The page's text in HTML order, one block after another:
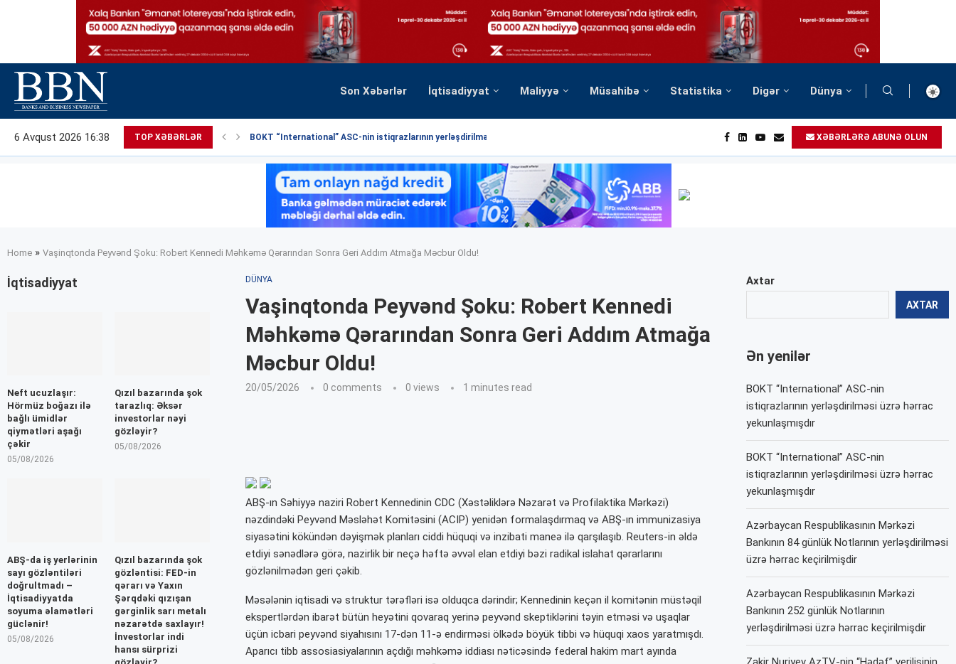
Son Xəbərlər İqtisadiyyat Maliyyə Müsahibə Statistika Digər Dünya
6 Avqust 2026 16:38 TOP XƏBƏRLƏR BOKT “International” ASC-nin istiqrazlarının yerləşdirilməsi üzrə hərrac yekunlaşmışdır XƏBƏRLƏRƏ ABUNƏ OLUN
Home » Vaşinqtonda Peyvənd Şoku: Robert Kennedi Məhkəmə Qərarından Sonra Geri Addım Atmağa Məcbur Oldu!
DÜNYA
Vaşinqtonda Peyvənd Şoku: Robert Kennedi
Məhkəmə Qərarından Sonra Geri Addım Atmağa
Məcbur Oldu!
20/05/2026 0 comments 0 views 1 minutes read
ABŞ-ın Səhiyyə naziri Robert Kennedinin CDC (Xəstəliklərə Nəzarət və Profilaktika Mərkəzi)
nəzdindəki Peyvənd Məsləhət Komitəsini (ACIP) yenidən formalaşdırmaq və ABŞ-ın immunizasiya
siyasətini kökündən dəyişmək planları ciddi hüquqi və inzibati maneə ilə qarşılaşıb. Reuters-in əldə
etdiyi sənədlərə görə, nazirlik bir neçə həftə əvvəl elan etdiyi bəzi radikal islahat qərarlarını
gözlənilmədən geri çəkib.
Məsələnin iqtisadi və struktur tərəfləri isə olduqca dərindir; Kennedinin keçən il komitənin müstəqil
ekspertlərdən ibarət bütün heyətini qovaraq yerinə peyvənd skeptiklərini təyin etməsi və uşaqlar
üçün icbari peyvənd siyahısını 17-dən 11-ə endirməsi ölkədə böyük tibbi və hüquqi xaos yaratmışdı.
Aparıcı tibb assosiasiyalarının açdığı məhkəmə iddiası nəticəsində federal hakim mart ayında
Axtar
AXTAR
Ən yenilər
BOKT “International” ASC-nin
istiqrazlarının yerləşdirilməsi üzrə hərrac
yekunlaşmışdır
BOKT “International” ASC-nin
istiqrazlarının yerləşdirilməsi üzrə hərrac
yekunlaşmışdır
Azərbaycan Respublikasının Mərkəzi
Bankının 84 günlük Notlarının yerləşdirilməsi
üzrə hərrac keçirilmişdir
Azərbaycan Respublikasının Mərkəzi
Bankının 252 günlük Notlarının
yerləşdirilməsi üzrə hərrac keçirilmişdir
İqtisadiyyat
Neft ucuzlaşır:
Hörmüz boğazı ilə
bağlı ümidlər
qiymətləri aşağı
çəkir
05/08/2026
Qızıl bazarında şok
tarazlıq: Əksər
investorlar nəyi
gözləyir?
05/08/2026
ABŞ-da iş yerlərinin
sayı gözləntiləri
doğrultmadı –
İqtisadiyyatda
soyuma əlamətləri
güclənir!
05/08/2026
Qızıl bazarında şok
gözləntisi: FED-in
qərarı və Yaxın
Şərqdəki qızışan
gərginlik sarı metalı
nəzarətdə saxlayır!
İnvestorlar indi
hansı sürprizi